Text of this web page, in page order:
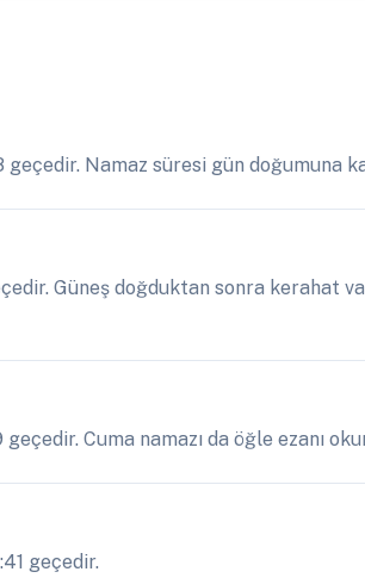
Namaz süresi gün doğumuna
Güneş doğduktan sonra kerahat
Cuma namazı da öğle ezanı
geçedir.